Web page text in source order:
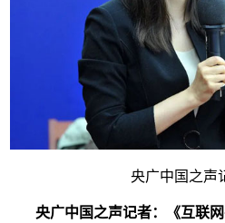
央广中国之声
央广中国之声记者： 《互联